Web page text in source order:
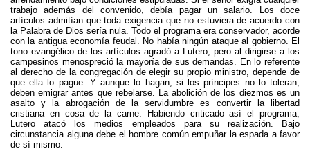
trabajo además del convenido, debía pagar un salario. Los doce
artículos admitían que toda exigencia que no estuviera de acuerdo con
la Palabra de Dios sería nula. Todo el programa era conservador, acorde
con la antigua economía feudal. No había ningún ataque al gobierno. El
tono evangélico de los artículos agradó a Lutero, pero al dirigirse a los
campesinos menospreció la mayoría de sus demandas. En lo referente
al derecho de la congregación de elegir su propio ministro, depende de
que ella lo pague. Y aunque lo hagan, si los príncipes no lo toleran,
deben emigrar antes que rebelarse. La abolición de los diezmos es un
asalto y la abrogación de la servidumbre es convertir la libertad
cristiana en cosa de la carne. Habiendo criticado así el programa,
Lutero atacó los medios empleados para su realización. Bajo
circunstancia alguna debe el hombre común empuñar la espada a favor
de sí mismo.